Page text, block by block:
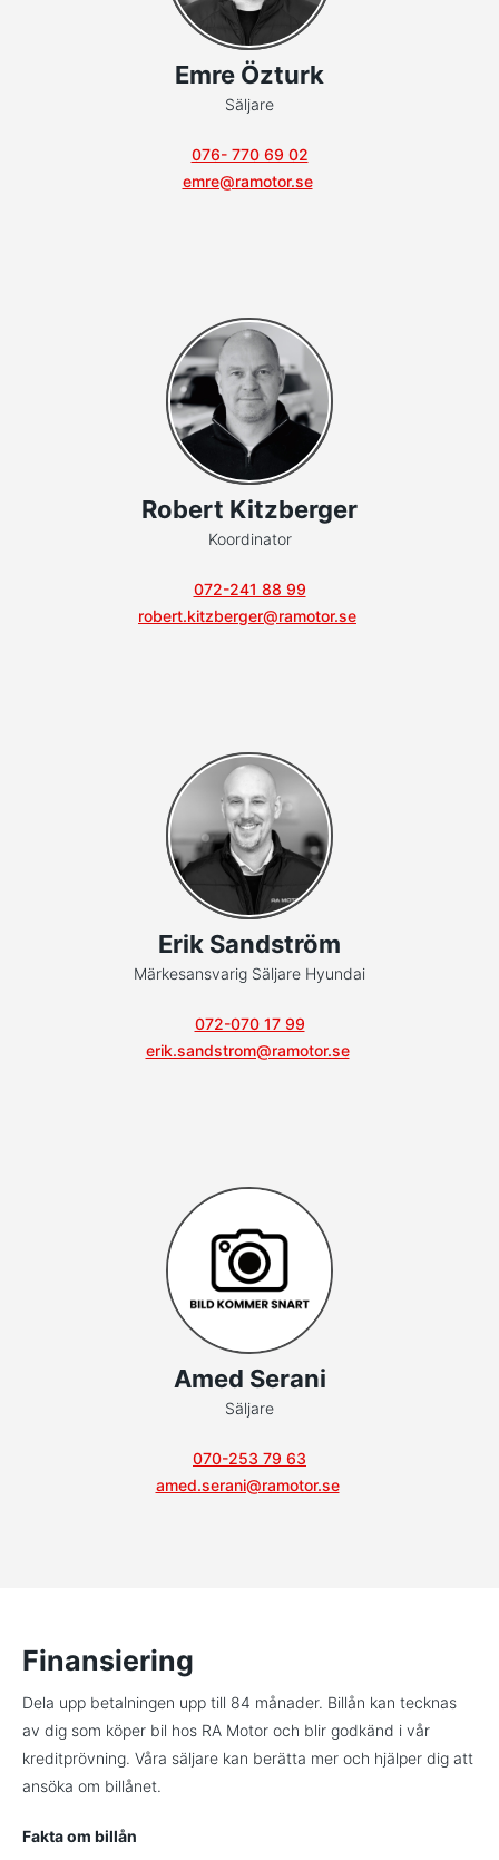
Emre Özturk
Säljare
076- 770 69 02
emre@ramotor.se
Robert Kitzberger
Koordinator
072-241 88 99
robert.kitzberger@ramotor.se
Erik Sandström
Märkesansvarig Säljare Hyundai
072-070 17 99
erik.sandstrom@ramotor.se
Amed Serani
Säljare
070-253 79 63
amed.serani@ramotor.se
Finansiering
Dela upp betalningen upp till 84 månader. Billån kan tecknas
av dig som köper bil hos RA Motor och blir godkänd i vår
kreditprövning. Våra säljare kan berätta mer och hjälper dig att
ansöka om billånet.
Fakta om billån